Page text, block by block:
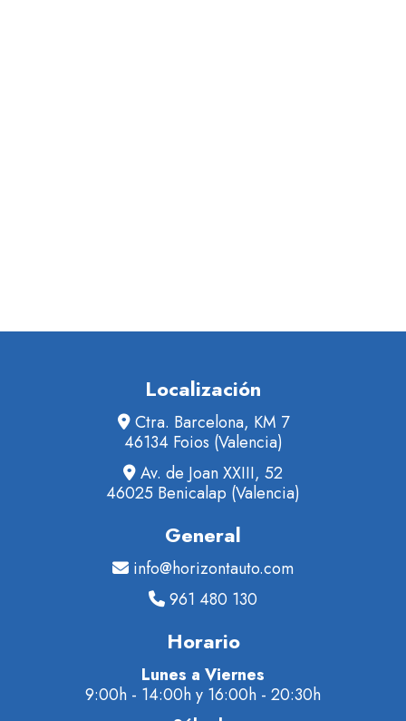
Localización
Ctra. Barcelona, KM 7
46134 Foios (Valencia)
Av. de Joan XXIII, 52
46025 Benicalap (Valencia)
General
info@horizontauto.com
961 480 130
Horario
Lunes a Viernes
9:00h - 14:00h y 16:00h - 20:30h